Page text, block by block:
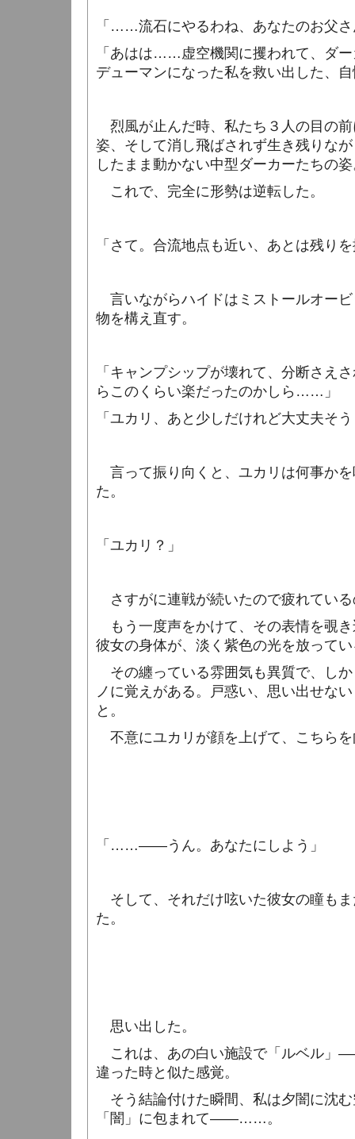
「……流石にやるわね、あなたのお父
「あはは……虚空機関に攫われて、ダ
デューマンになった私を救い出した、
烈風が止んだ時、私たち３人の目の
姿、そして消し飛ばされず生き残りな
したまま動かない中型ダーカーたちの
これで、完全に形勢は逆転した。
「さて。合流地点も近い、あとは残り
言いながらハイドはミストールオー
物を構え直す。
「キャンプシップが壊れて、分断さえ
らこのくらい楽だったのかしら……」
「ユカリ、あと少しだけれど大丈夫そ
言って振り向くと、ユカリは何事か
た。
「ユカリ？」
さすがに連戦が続いたので疲れてい
もう一度声をかけて、その表情を覗
彼女の身体が、淡く紫色の光を放って
その纏っている雰囲気も異質で、し
ノに覚えがある。戸惑い、思い出せな
と。
不意にユカリが顔を上げて、こちら
「……――うん。あなたにしよう」
そして、それだけ呟いた彼女の瞳も
た。
思い出した。
これは、あの白い施設で「ルベル」
違った時と似た感覚。
そう結論付けた瞬間、私は夕闇に沈
「闇」に包まれて――……。